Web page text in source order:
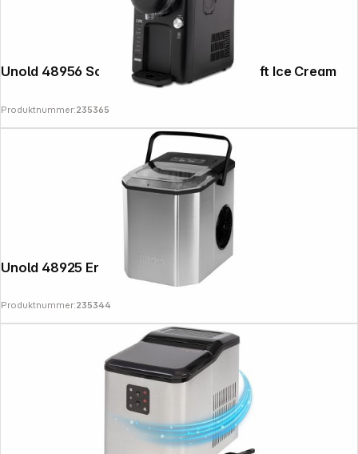
Unold 48956 Sofie black 2in1 Slush- & Soft Ice Cream
Produktnummer:235365
Unold 48925 Erik Ice Cube Maker
Produktnummer:235344